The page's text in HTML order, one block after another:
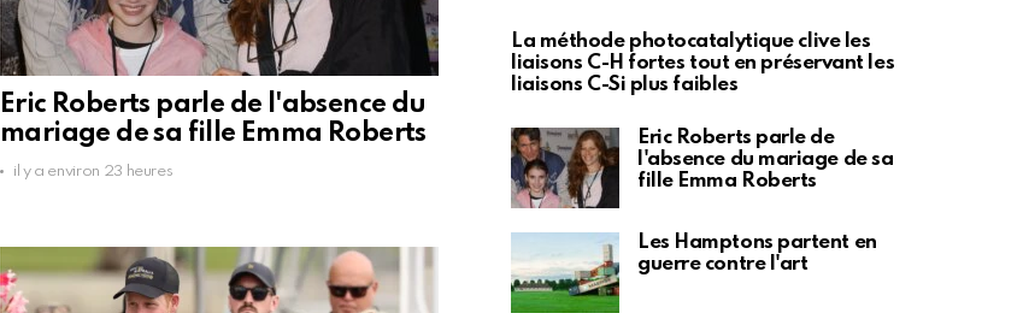
Eric Roberts parle de l'absence du
mariage de sa fille Emma Roberts
il y a environ 23 heures
La méthode photocatalytique clive les
liaisons C-H fortes tout en préservant les
liaisons C-Si plus faibles
Eric Roberts parle de
l'absence du mariage de sa
fille Emma Roberts
Les Hamptons partent en
guerre contre l'art